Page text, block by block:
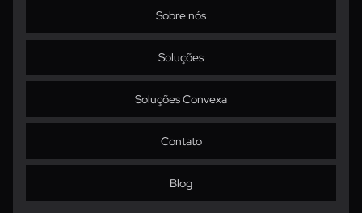
Sobre nós
Soluções
Soluções Convexa
Contato
Blog